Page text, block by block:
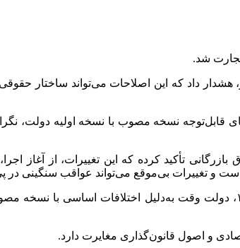
تجارت شد.
هشدار داد که این اصلاحات می‌تواند ساختار
مجلس رسید، قرار است جایگزین قانون تجارت ۱۳۱۱ شود. اما تفاوت‌های قابل‌توجه
ماده‌ای جایگزین آن‌ها خواهد شد. رئیس اتاق بازرگانی تأکید کرده که این
و تغییرات بی‌موقع می‌تواند عواقب سنگینی در
اتاق بازرگانی در نامه خود به پیشینه درخواست‌های قبلی برای بازگشت لایحه اشاره کرده است. در سال
و اصول قانون‌گذاری مغایرت دارد.